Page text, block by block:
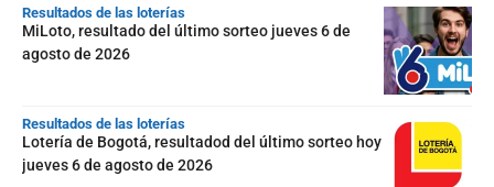
Resultados de las loterías
MiLoto, resultado del último sorteo jueves 6 de
agosto de 2026
Resultados de las loterías
Lotería de Bogotá, resultadod del último sorteo hoy
jueves 6 de agosto de 2026